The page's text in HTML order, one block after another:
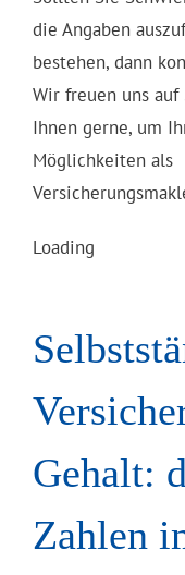
die Angaben
bestehen, dann
Wir freuen uns
Ihnen gerne, um
Möglichkeiten als
Loading
Gehalt:
Zahlen